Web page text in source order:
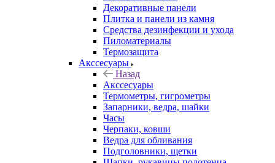
Декоративные панели
Плитка и панели из камня
Средства дезинфекции и ухода
Пиломатериалы
Термозащита
Аксcесуары
Назад
Аксcесуары
Термометры, гигрометры
Запарники, ведра, шайки
Часы
Черпаки, ковши
Ведра для обливания
Подголовники, щетки